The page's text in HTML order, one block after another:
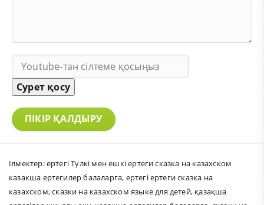
Сурет қосу
ПІКІР ҚАЛДЫРУ
Ілмектер:ертегі Түлкі мен ешкі ертеги сказка на казахском
казакша ертегилер балаларга, ертегі ертеги сказка на
казахском,сказки на казахском языке для детей, қазақша